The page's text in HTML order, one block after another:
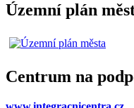
Územní plán
Centrum na